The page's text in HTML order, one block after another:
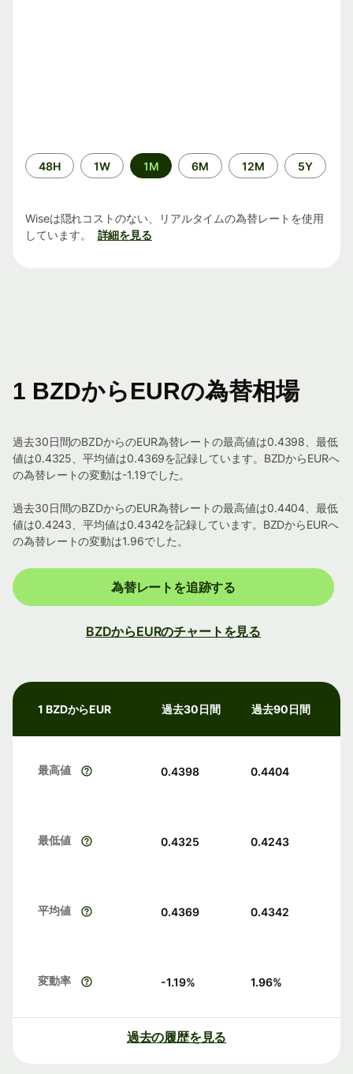
期
間
48H 1W 1M 6M 12M 5Y
Wiseは隠れコストのない、リアルタイムの為替レートを使用
しています。
詳細を見る
1 BZDからEURの為替相場
過去30日間のBZDからのEUR為替レートの最高値は0.4398、最低
値は0.4325、平均値は0.4369を記録しています。BZDからEURへ
の為替レートの変動は-1.19でした。
過去30日間のBZDからのEUR為替レートの最高値は0.4404、最低
値は0.4243、平均値は0.4342を記録しています。BZDからEURへ
の為替レートの変動は1.96でした。
為替レートを追跡する
BZDからEURのチャートを見る
1 BZDからEUR 過去30日間 過去90日間
最高値 0.4398 0.4404
最低値 0.4325 0.4243
平均値 0.4369 0.4342
変動率 -1.19% 1.96%
過去の履歴を見る